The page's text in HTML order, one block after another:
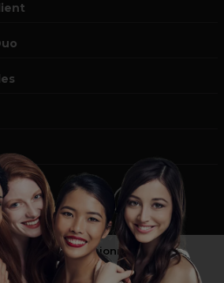
pas un professionnel ?
site pourles particuliers !